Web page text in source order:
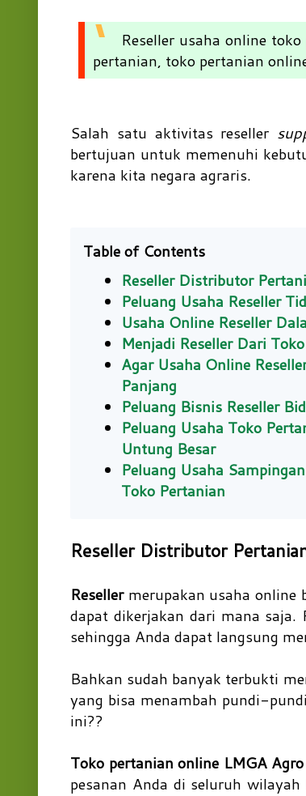
Reseller usaha online
pertanian, toko pertanian
Salah satu aktivitas reseller
bertujuan untuk memenuhi
karena kita negara agraris.
Table of Contents
Reseller Distributor
Peluang Usaha Reseller
Usaha Online Reseller
Menjadi Reseller Dari
Agar Usaha Online
Panjang
Peluang Bisnis Reseller
Peluang Usaha Toko
Untung Besar
Peluang Usaha
Toko Pertanian
Reseller Distributor
Reseller merupakan usaha
dapat dikerjakan dari mana saja.
sehingga Anda dapat langsung
Bahkan sudah banyak terbukti
yang bisa menambah pundi-
ini??
Toko pertanian online LMGA Agro
pesanan Anda di seluruh